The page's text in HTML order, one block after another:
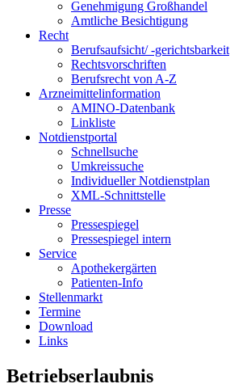
Genehmigung Großhandel
Amtliche Besichtigung
Recht
Berufsaufsicht/ -gerichtsbarkeit
Rechtsvorschriften
Berufsrecht von A-Z
Arzneimittelinformation
AMINO-Datenbank
Linkliste
Notdienstportal
Schnellsuche
Umkreissuche
Individueller Notdienstplan
XML-Schnittstelle
Presse
Pressespiegel
Pressespiegel intern
Service
Apothekergärten
Patienten-Info
Stellenmarkt
Termine
Download
Links
Betriebserlaubnis